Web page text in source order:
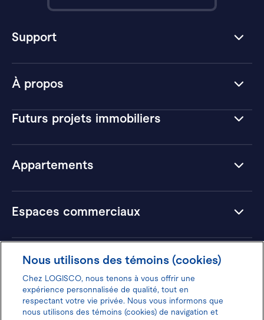
À propos
Futurs projets immobiliers
Appartements
Espaces commerciaux
Hôtels
Support
Nous utilisons des témoins (cookies)
Chez LOGISCO, nous tenons à vous offrir une
expérience personnalisée de qualité, tout en
respectant votre vie privée. Nous vous informons que
nous utilisons des témoins (cookies) de navigation et